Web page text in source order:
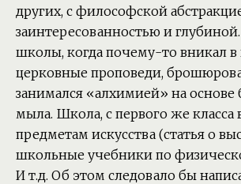
других, с философской
заинтересованностью и
школы, когда почему-то вникал в
церковные проповеди,
занимался «алхимией» на основе
мыла. Школа, с первого же класса
предметам искусства (статья о
школьные учебники по
И т.д. Об этом следовало бы